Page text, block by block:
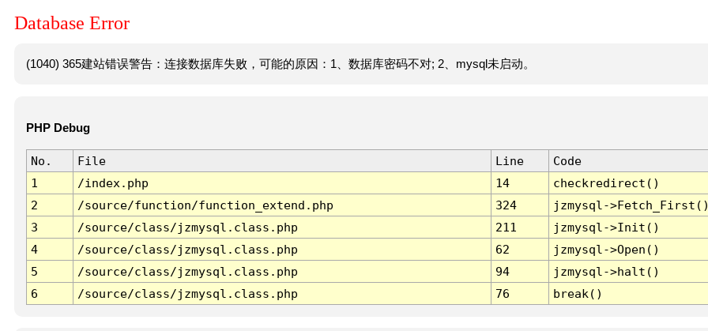
Database Error
(1040) 365建站错误警告：连接数据库失败，可能的原因：1、数据库密码不对; 2、mysql未启动。
PHP Debug
No. File Line
Code
1
/index.php 14
checkredirect()
2
/source/function/function_extend.php 324
jzmysql-
3
/source/class/jzmysql.class.php 211
jzmysql->Init()
4
/source/class/jzmysql.class.php 62
jzmysql->Open()
5
/source/class/jzmysql.class.php 94
jzmysql->halt()
6
/source/class/jzmysql.class.php 76 break()